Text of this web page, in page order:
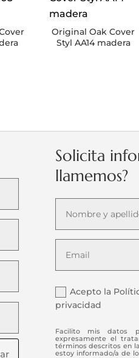
Original Oak Cover
Styl AA14 madera
Solicita
llamemos?
Acepto la
privacidad
Facilito mis datos
expresamente el
términos descritos en la
estoy informado/a de